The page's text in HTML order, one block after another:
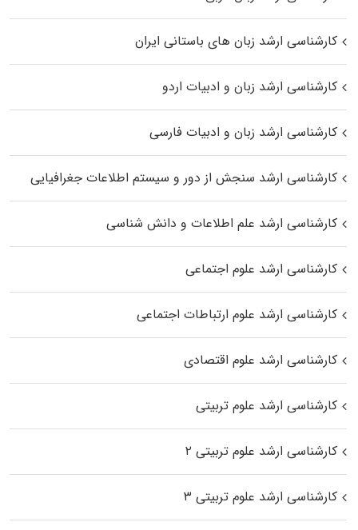
کارشناسی ارشد زبان‌ های باستانی ایران
کارشناسی ارشد زبان و ادبیات اردو
کارشناسی ارشد زبان و ادبیات فارسی
کارشناسی ارشد سنجش از دور و سیستم اطلاعات جغرافیایی
کارشناسی ارشد علم اطلاعات و دانش شناسی
کارشناسی ارشد علوم اجتماعی
کارشناسی ارشد علوم ارتباطات اجتماعی
کارشناسی ارشد علوم اقتصادی
کارشناسی ارشد علوم تربیتی
کارشناسی ارشد علوم تربیتی ۲
کارشناسی ارشد علوم تربیتی ۳